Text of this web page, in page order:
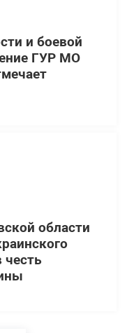
и боевой
ГУР МО
области
честь